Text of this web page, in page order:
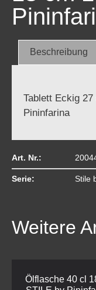
Beschreibung
Tablett Eckig
Pininfarina
Art. Nr.:
Serie: Stile
Weitere
Ölflasche 40 cl